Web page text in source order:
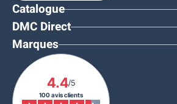
Catalogue
DMC Direct
Marques
4.4/5
100 avis clients